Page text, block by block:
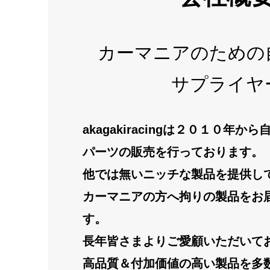
カーマニアのための
サプライヤ
akagakiracingは２０１０年から
パーツの販売を行っております。
他では無いニッチな製品を提供し
カーマニアの方へ拘りの製品をお
す。
長年皆さまよりご愛顧いただいて
高品質＆付加価値の高い製品を多